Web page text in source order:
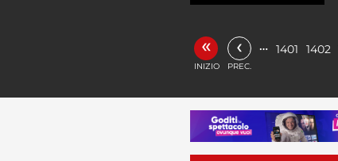
«
INIZIO
‹
PREC.
… 1401 1402